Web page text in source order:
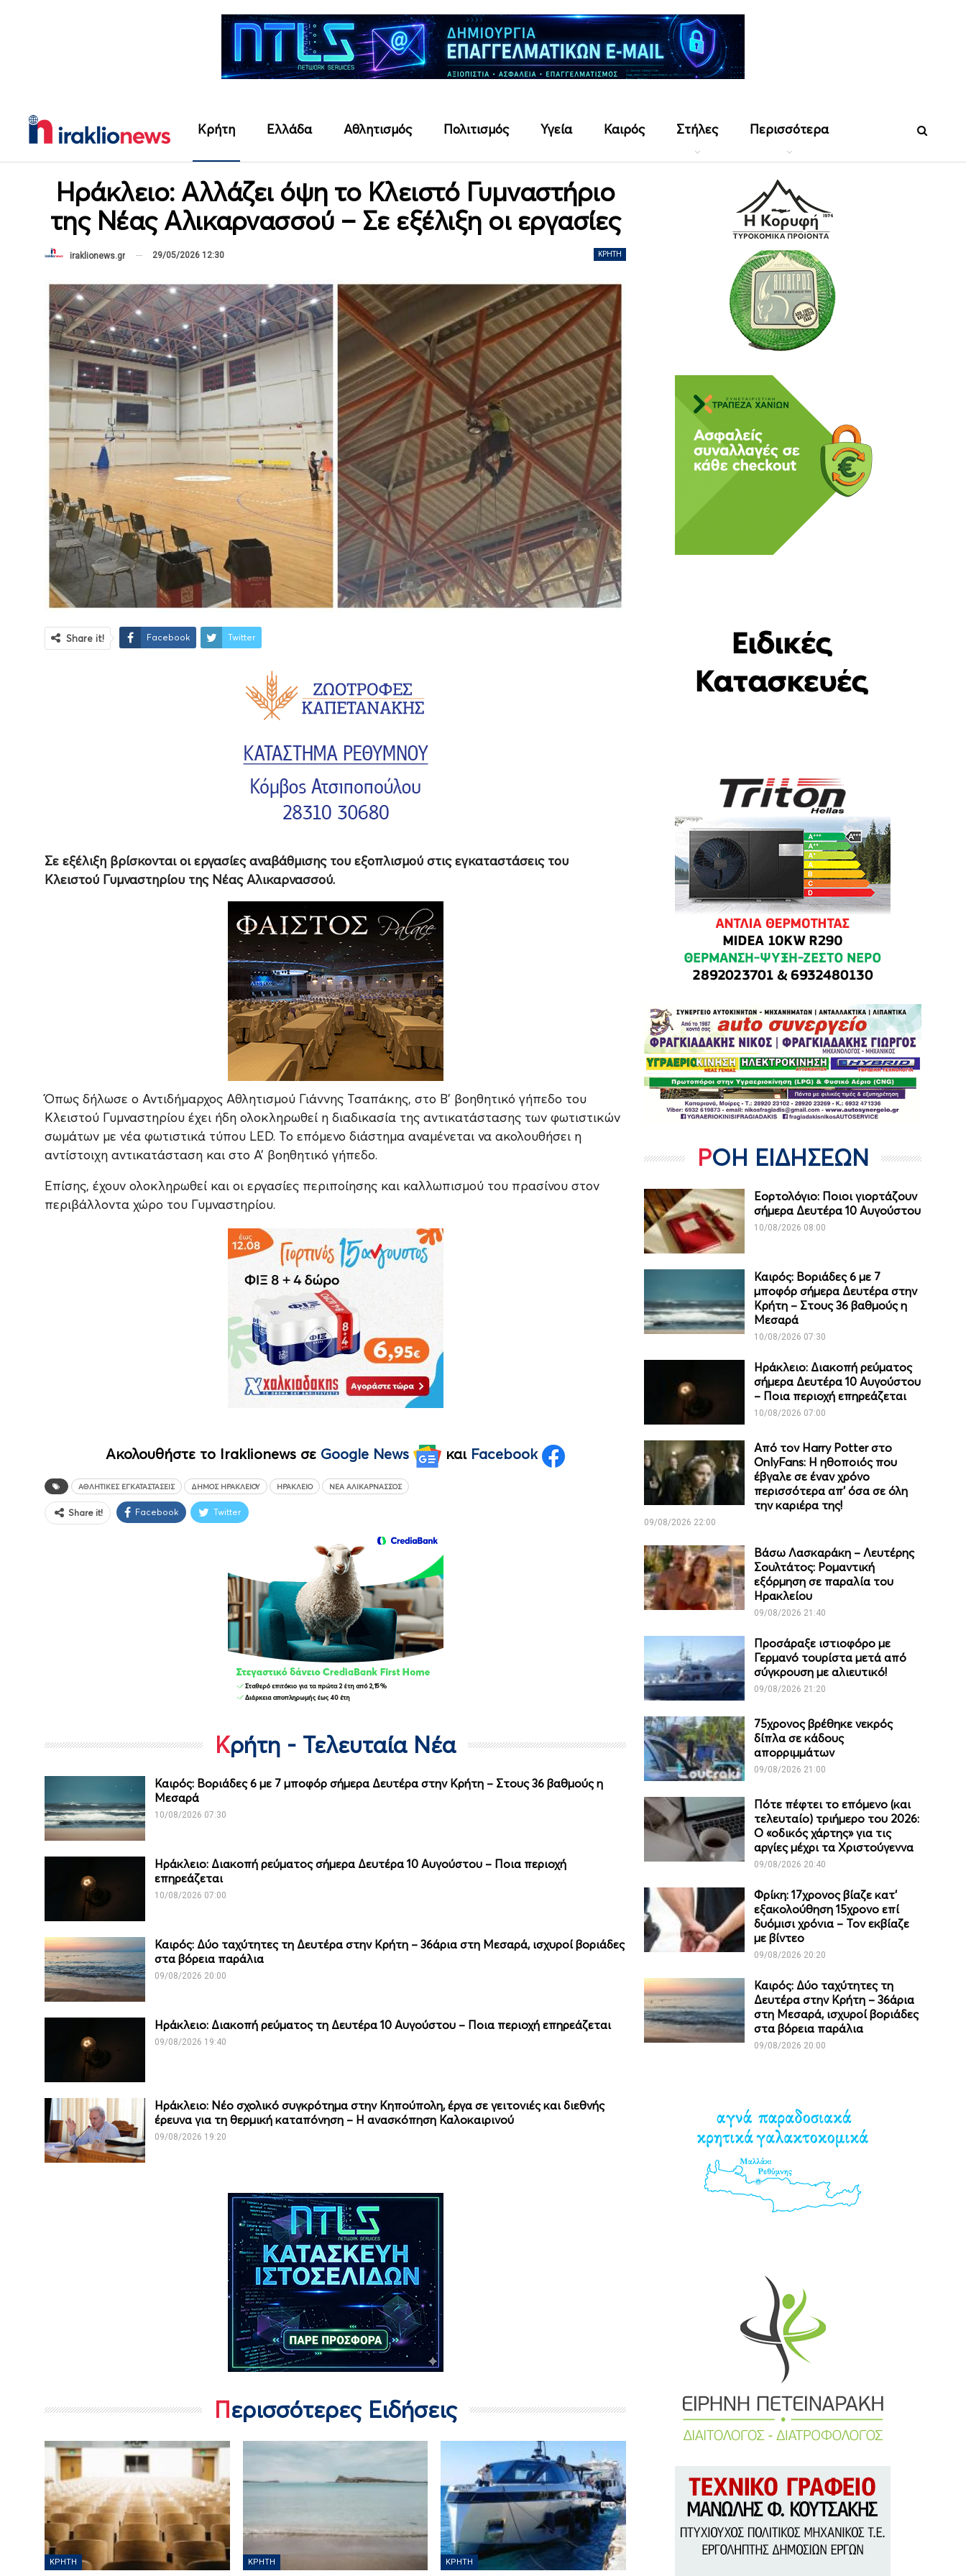
Κρήτη Ελλάδα Αθλητισμός Πολιτισμός Υγεία Καιρός Στήλες Περισσότερα
Ηράκλειο: Αλλάζει όψη το Κλειστό Γυμναστήριο
της Νέας Αλικαρνασσού – Σε εξέλιξη οι εργασίες
ΚΡΉΤΗ
iraklionews.gr 29/05/2026 12:30
Share it! Facebook Twitter
Σε εξέλιξη βρίσκονται οι εργασίες αναβάθμισης του εξοπλισμού στις εγκαταστάσεις του
Κλειστού Γυμναστηρίου της Νέας Αλικαρνασσού.
Όπως δήλωσε ο Αντιδήμαρχος Αθλητισμού Γιάννης Τσαπάκης, στο Β’ βοηθητικό γήπεδο του
Κλειστού Γυμναστηρίου έχει ήδη ολοκληρωθεί η διαδικασία της αντικατάστασης των φωτιστικών
σωμάτων με νέα φωτιστικά τύπου LED. Το επόμενο διάστημα αναμένεται να ακολουθήσει η
αντίστοιχη αντικατάσταση και στο Α’ βοηθητικό γήπεδο.
Επίσης, έχουν ολοκληρωθεί και οι εργασίες περιποίησης και καλλωπισμού του πρασίνου στον
περιβάλλοντα χώρο του Γυμναστηρίου.
Ακολουθήστε το Iraklionews σε Google News και Facebook
ΑΘΛΗΤΙΚΈΣ ΕΓΚΑΤΑΣΤΆΣΕΙΣ ΔΉΜΟΣ ΗΡΑΚΛΕΊΟΥ ΗΡΆΚΛΕΙΟ ΝΈΑ ΑΛΙΚΑΡΝΑΣΣΌΣ
Share it! Facebook Twitter
Κρήτη - Τελευταία Νέα
Καιρός: Βοριάδες 6 με 7 μποφόρ σήμερα Δευτέρα στην Κρήτη – Στους 36 βαθμούς η
Μεσαρά
10/08/2026 07:30
Ηράκλειο: Διακοπή ρεύματος σήμερα Δευτέρα 10 Αυγούστου – Ποια περιοχή
επηρεάζεται
10/08/2026 07:00
Καιρός: Δύο ταχύτητες τη Δευτέρα στην Κρήτη – 36άρια στη Μεσαρά, ισχυροί βοριάδες
στα βόρεια παράλια
09/08/2026 20:00
Ηράκλειο: Διακοπή ρεύματος τη Δευτέρα 10 Αυγούστου – Ποια περιοχή επηρεάζεται
09/08/2026 19:40
Ηράκλειο: Νέο σχολικό συγκρότημα στην Κηπούπολη, έργα σε γειτονιές και διεθνής
έρευνα για τη θερμική καταπόνηση – Η ανασκόπηση Καλοκαιρινού
09/08/2026 19:20
Περισσότερες Ειδήσεις
ΚΡΉΤΗ ΚΡΉΤΗ ΚΡΉΤΗ
ΡΟΗ ΕΙΔΗΣΕΩΝ
Εορτολόγιο: Ποιοι γιορτάζουν
σήμερα Δευτέρα 10 Αυγούστου
10/08/2026 08:00
Καιρός: Βοριάδες 6 με 7
μποφόρ σήμερα Δευτέρα στην
Κρήτη – Στους 36 βαθμούς η
Μεσαρά
10/08/2026 07:30
Ηράκλειο: Διακοπή ρεύματος
σήμερα Δευτέρα 10 Αυγούστου
– Ποια περιοχή επηρεάζεται
10/08/2026 07:00
Από τον Harry Potter στο
OnlyFans: Η ηθοποιός που
έβγαλε σε έναν χρόνο
περισσότερα απ’ όσα σε όλη
την καριέρα της!
09/08/2026 22:00
Βάσω Λασκαράκη – Λευτέρης
Σουλτάτος: Ρομαντική
εξόρμηση σε παραλία του
Ηρακλείου
09/08/2026 21:40
Προσάραξε ιστιοφόρο με
Γερμανό τουρίστα μετά από
σύγκρουση με αλιευτικό!
09/08/2026 21:20
75χρονος βρέθηκε νεκρός
δίπλα σε κάδους
απορριμμάτων
09/08/2026 21:00
Πότε πέφτει το επόμενο (και
τελευταίο) τριήμερο του 2026:
Ο «οδικός χάρτης» για τις
αργίες μέχρι τα Χριστούγεννα
09/08/2026 20:40
Φρίκη: 17χρονος βίαζε κατ’
εξακολούθηση 15χρονο επί
δυόμισι χρόνια – Τον εκβίαζε
με βίντεο
09/08/2026 20:20
Καιρός: Δύο ταχύτητες τη
Δευτέρα στην Κρήτη – 36άρια
στη Μεσαρά, ισχυροί βοριάδες
στα βόρεια παράλια
09/08/2026 20:00